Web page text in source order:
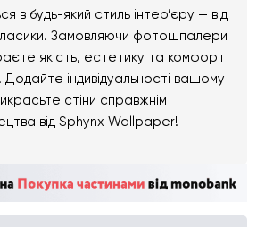
в будь-який стиль інтер’єру — від
класики. Замовляючи фотошпалери
якість, естетику та комфорт
Додайте індивідуальності вашому
стіни справжнім
від Sphynx Wallpaper!